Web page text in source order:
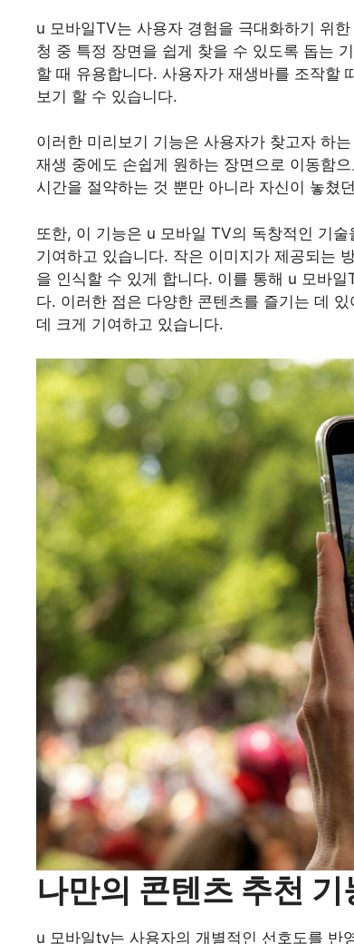
u 모바일TV는 사용자 경험을 극대화하기 위
청 중 특정 장면을 쉽게 찾을 수 있도록 돕는
할 때 유용합니다. 사용자가 재생바를 조작할
보기 할 수 있습니다.
이러한 미리보기 기능은 사용자가 찾고자 하
재생 중에도 손쉽게 원하는 장면으로 이동함
시간을 절약하는 것 뿐만 아니라 자신이 놓쳤
또한, 이 기능은 u 모바일 TV의 독창적인 기
기여하고 있습니다. 작은 이미지가 제공되는
을 인식할 수 있게 합니다. 이를 통해 u 모바
다. 이러한 점은 다양한 콘텐츠를 즐기는 데
데 크게 기여하고 있습니다.
나만의 콘텐츠 추천 기
u 모바일tv는 사용자의 개별적인 선호도를 반